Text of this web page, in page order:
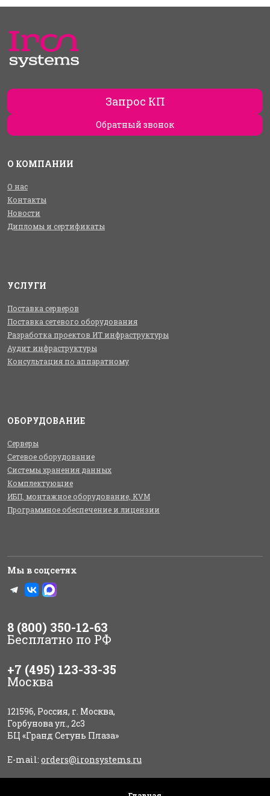
Запрос КП
Обратный звонок
О КОМПАНИИ
О нас
Контакты
Новости
Дипломы и сертификаты
УСЛУГИ
Поставка серверов
Поставка сетевого оборудования
Разработка проектов ИТ инфраструктуры
Аудит инфраструктуры
Консультация по аппаратному
ОБОРУДОВАНИЕ
Серверы
Сетевое оборудование
Системы хранения данных
Комплектующие
ИБП, монтажное оборудование, KVM
Программное обеспечение и лицензии
Мы в соцсетях
8 (800) 350-12-63
Бесплатно по РФ
+7 (495) 123-33-35
Москва
121596, Россия, г. Москва,
Горбунова ул., 2с3
БЦ «Гранд Сетунь Плаза»
E-mail: orders@ironsystems.ru